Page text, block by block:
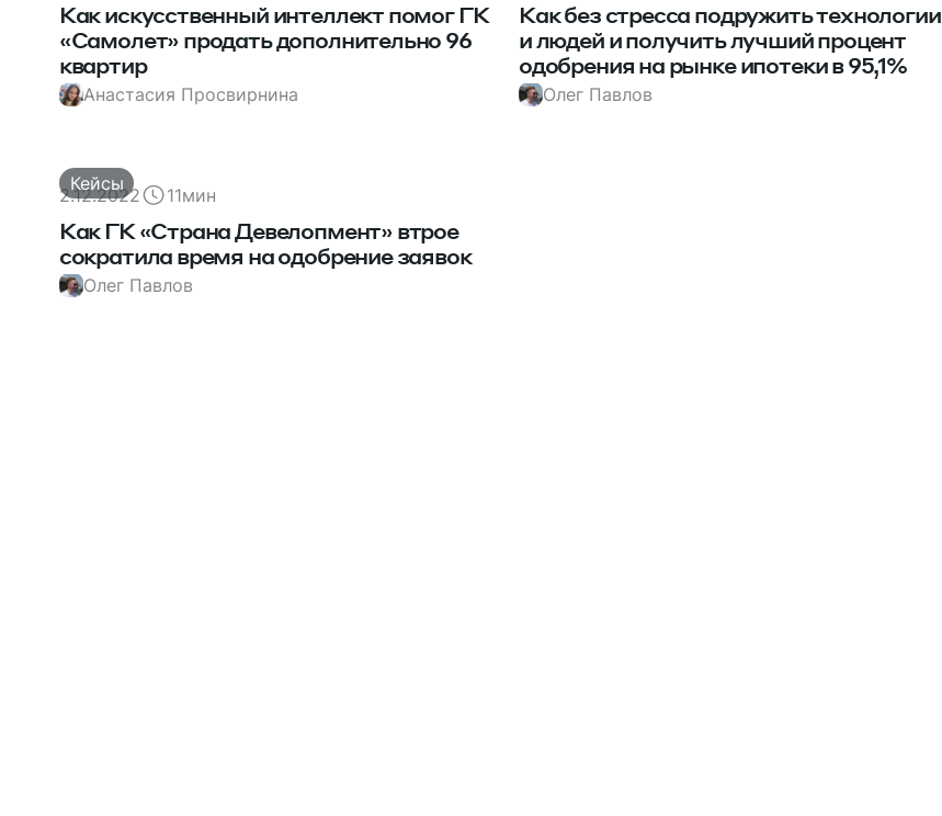
Как искусственный интеллект помог ГК
«Самолет» продать дополнительно 96
квартир
Анастасия Просвирнина
Как без стресса подружить технологии
и людей и получить лучший процент
одобрения на рынке ипотеки в 95,1%
Олег Павлов
2.12.2022 11мин
Как ГК «Страна Девелопмент» втрое
сократила время на одобрение заявок
Олег Павлов
Кейсы